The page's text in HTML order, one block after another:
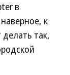
в
к
так,